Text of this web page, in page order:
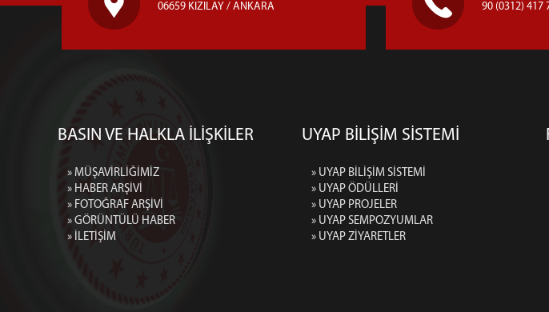
06659 KIZILAY / ANKARA 90 (0312) 417
BASIN VE HALKLA İLİŞKİLER
» MÜŞAVİRLİĞİMİZ
» HABER ARŞİVİ
» FOTOĞRAF ARŞİVİ
» GÖRÜNTÜLÜ HABER
» İLETİŞİM
UYAP BİLİŞİM SİSTEMİ
» UYAP BİLİŞİM SİSTEMİ
» UYAP ÖDÜLLERİ
» UYAP PROJELER
» UYAP SEMPOZYUMLAR
» UYAP ZİYARETLER